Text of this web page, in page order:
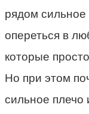
рядом
опереться в
которые
Но при этом
сильное